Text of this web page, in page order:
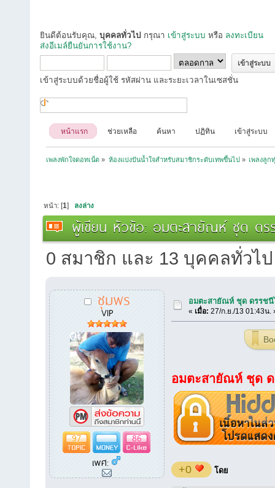
ยินดีต้อนรับคุณ, บุคคลทั่วไป กรุณา เข้าสู่ระบบ หรือ ลงทะเบียน
ส่งอีเมล์ยืนยันการใช้งาน?
เข้าสู่ระบบด้วยชื่อผู้ใช้ รหัสผ่าน และระยะเวลาในเซสชั่น
หน้าแรก ช่วยเหลือ ค้นหา ปฏิทิน เข้าสู่ระบบ
เพลงพักใจดอทเน็ต » ห้องแบ่งปันน้ำใจสำหรับสมาชิกระดับเทพขึ้นไป » เพลงลูก
หน้า: [1] ลงล่าง
ผู้เขียน หัวข้อ: อมตะสายัณห์ ชุด ดร
0 สมาชิก และ 13 บุคคลทั่วไ
ชุมพร
VIP
97
86
เพศ:
อมตะสายัณห์ ชุด ดรรชนี
« เมื่อ: 27/ก.ย./13 01:43น.
อมตะสายัณห์ ชุด
+0 โดย